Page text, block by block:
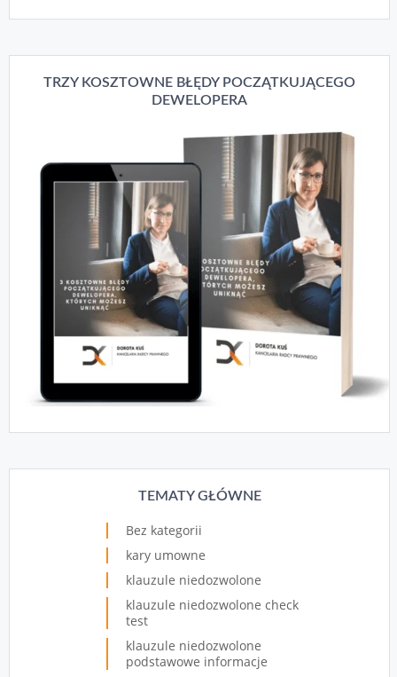
TRZY KOSZTOWNE BŁĘDY POCZĄTKUJĄCEGO
DEWELOPERA
TEMATY GŁÓWNE
Bez kategorii
kary umowne
klauzule niedozwolone
klauzule niedozwolone check
test
klauzule niedozwolone
podstawowe informacje